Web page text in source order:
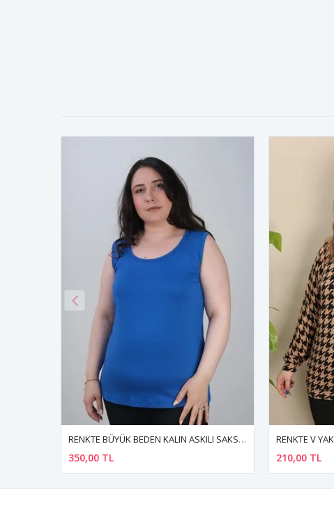
RENKTE V YAKA YARASA KOL DESENLİ BLUZ
210,00 TL 300,00 TL